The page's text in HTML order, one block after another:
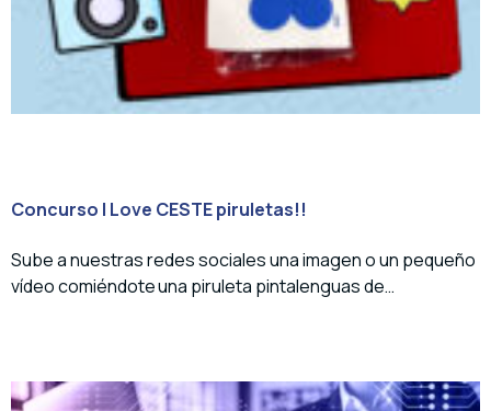
Concurso I Love CESTE piruletas!!
Sube a nuestras redes sociales una imagen o un pequeño
vídeo comiéndote una piruleta pintalenguas de…